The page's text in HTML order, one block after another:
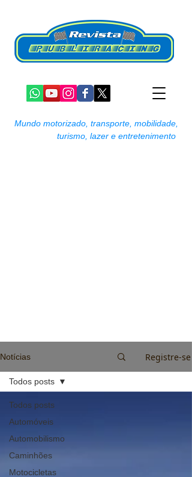
Mundo motorizado, transporte, mobilidade,
turismo, lazer e entretenimento
Notícias Registre-se
Todos posts
Automóveis
Automobilismo
Caminhões
Motocicletas
Todos posts